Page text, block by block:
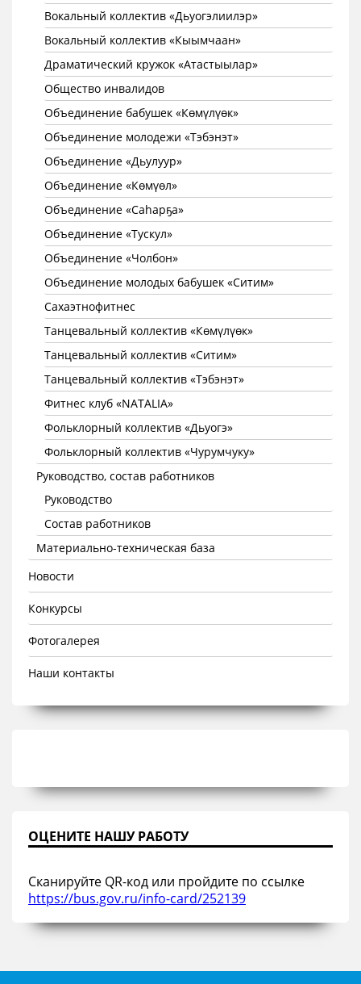
Вокальный коллектив «Дьуогэлиилэр»
Вокальный коллектив «Кыымчаан»
Драматический кружок «Атастыылар»
Общество инвалидов
Объединение бабушек «Көмүлүөк»
Объединение молодежи «Тэбэнэт»
Объединение «Дьулуур»
Объединение «Көмүөл»
Объединение «Саhарҕа»
Объединение «Тускул»
Объединение «Чолбон»
Объединение молодых бабушек «Ситим»
Сахаэтнофитнес
Танцевальный коллектив «Көмүлүөк»
Танцевальный коллектив «Ситим»
Танцевальный коллектив «Тэбэнэт»
Фитнес клуб «NATALIA»
Фольклорный коллектив «Дьуогэ»
Фольклорный коллектив «Чурумчуку»
Руководство, состав работников
Руководство
Состав работников
Материально-техническая база
Новости
Конкурсы
Фотогалерея
Наши контакты
ОЦЕНИТЕ НАШУ РАБОТУ
Сканируйте QR-код или пройдите по ссылке
https://bus.gov.ru/info-card/252139